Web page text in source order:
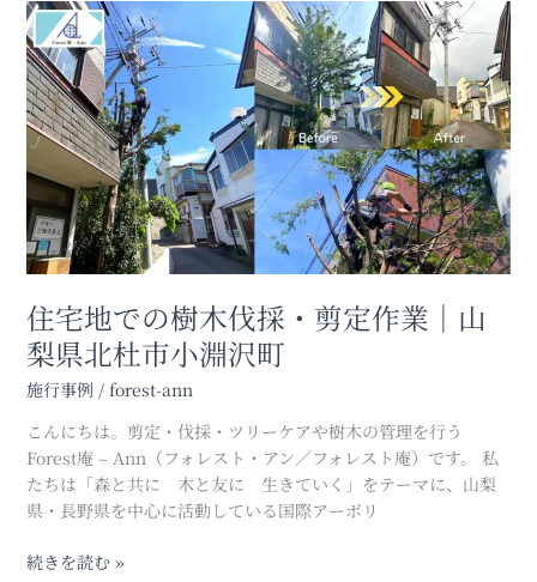
｜
高
所
作
業
車
が
使
え
な
い
現
場
に
も
応
(石
川
県
尾
住宅地での樹木伐採・剪定作業｜山
梨県北杜市小淵沢町
施行事例 / forest-ann
こんにちは。剪定・伐採・ツリーケアや樹木の管理を行う
Forest庵 – Ann（フォレスト・アン／フォレスト庵）です。 私
たちは「森と共に 木と友に 生きていく」をテーマに、山梨
県・長野県を中心に活動している国際アーボリ
住
宅
地
で
の
樹
木
伐
採・
剪
定
作
業
｜
山
県
北
杜
市
淵
続きを読む »